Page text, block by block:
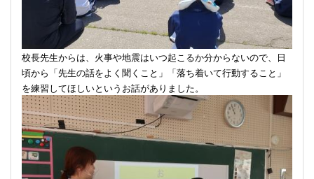
校長先生からは、火事や地震はいつ起こるか分からないので、日
頃から「先生の話をよく聞くこと」「落ち着いて行動すること」
を練習してほしいというお話がありました。